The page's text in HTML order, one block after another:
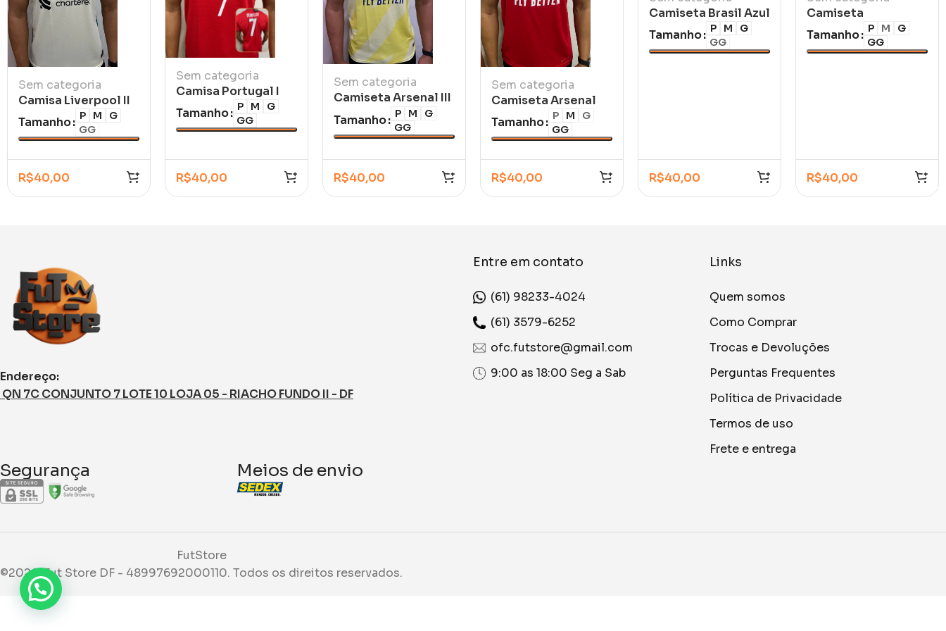
Sem categoria
Camisa Liverpool II
2021/22
Tamanho P M
G
GG
R$40,00
Sem categoria
Camisa Portugal I
CR7 2026/27
Tamanho P M
G
GG
R$40,00
Sem categoria
Camiseta Arsenal III
2026/27
Tamanho P M
G
GG
R$40,00
Sem categoria
Camiseta Arsenal
Trad I 2026/27
Tamanho P M
G
GG
R$40,00
Camiseta Brasil Azul
Marinho Casual
Tamanho P M
G
GG
R$40,00
Camiseta
Fluminense Tricolor
Tamanho P M
G
GG
R$40,00
Endereço:
QN 7C CONJUNTO 7 LOTE 10 LOJA 05 - RIACHO FUNDO II - DF
Entre em contato
(61) 98233-4024
(61) 3579-6252
ofc.futstore@gmail.com
9:00 as 18:00 Seg a Sab
Links
Quem somos
Como Comprar
Trocas e Devoluções
Perguntas Frequentes
Política de Privacidade
Termos de uso
Frete e entrega
Segurança Meios de envio
FutStore
©2026. Fut Store DF - 48997692000110. Todos os direitos reservados.